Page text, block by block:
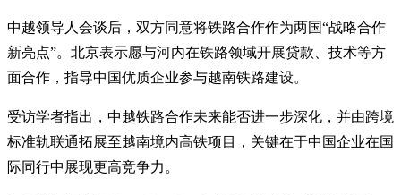
中越领导人会谈后，双方同意将铁路合作作为两国“战略合作
新亮点”。北京表示愿与河内在铁路领域开展贷款、技术等方
面合作，指导中国优质企业参与越南铁路建设。
受访学者指出，中越铁路合作未来能否进一步深化，并由跨境
标准轨联通拓展至越南境内高铁项目，关键在于中国企业在国
际同行中展现更高竞争力。